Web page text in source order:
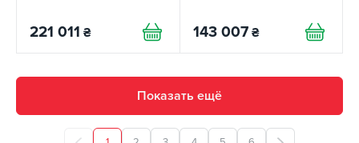
221 011 ₴ 143 007 ₴
Показать ещё